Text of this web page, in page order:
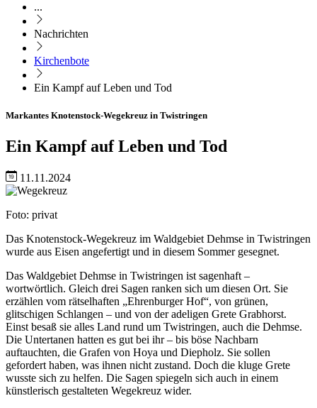
...
Nachrichten
Kirchenbote
Ein Kampf auf Leben und Tod
Markantes Knotenstock-Wegekreuz in Twistringen
Ein Kampf auf Leben und Tod
11.11.2024
Image
Nachweis
Foto: privat
Caption
Das Knotenstock-Wegekreuz im Waldgebiet Dehmse in Twistringen
wurde aus Eisen angefertigt und in diesem Sommer gesegnet.
Das Waldgebiet Dehmse in Twistringen ist sagenhaft –
wortwörtlich. Gleich drei Sagen ranken sich um diesen Ort. Sie
erzählen vom rätselhaften „Ehrenburger Hof“, von grünen,
glitschigen Schlangen – und von der adeligen Grete Grabhorst.
Einst besaß sie alles Land rund um Twistringen, auch die Dehmse.
Die Untertanen hatten es gut bei ihr – bis böse Nachbarn
auftauchten, die Grafen von Hoya und Diepholz. Sie sollen
gefordert haben, was ihnen nicht zustand. Doch die kluge Grete
wusste sich zu helfen. Die Sagen spiegeln sich auch in einem
künstlerisch gestalteten Wegekreuz wider.